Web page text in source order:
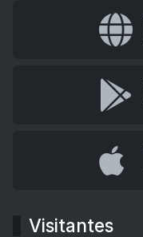
Visitantes